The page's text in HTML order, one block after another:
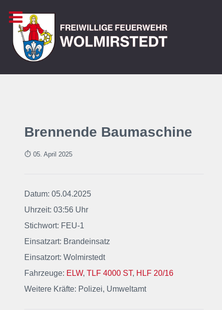
Brennende Baumaschine
⏱ 05. April 2025
Datum: 05.04.2025
Uhrzeit: 03:56 Uhr
Stichwort: FEU-1
Einsatzart: Brandeinsatz
Einsatzort: Wolmirstedt
Fahrzeuge: ELW, TLF 4000 ST, HLF 20/16
Weitere Kräfte: Polizei, Umweltamt